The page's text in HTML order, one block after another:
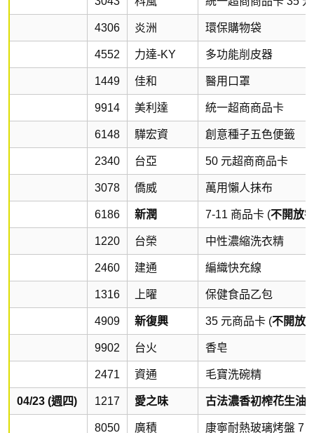
4306 炎洲 環保購物袋
4552 力達-KY 多功能削皮器
1449 佳和 醫用口罩
9914 美利達 統一超商商品卡
6148 驊宏資 創意種子五色便籤
2340 台亞 50 元超商商品卡
3078 僑威 萬用懶人抹布
6186 新潤 7-11 商品卡 (不開放
1220 台榮 中性濃縮洗衣精
2460 建通 編織快充線
1316 上曜 保健食品乙包
4909 新復興 35 元商品卡 (不開放
9902 台火 香皂
2471 資通 毛寶洗碗精
04/23 (週四) 1217 愛之味 古法濃香初榨花生油
8050 廣積 康寧耐熱玻璃烤盤 7